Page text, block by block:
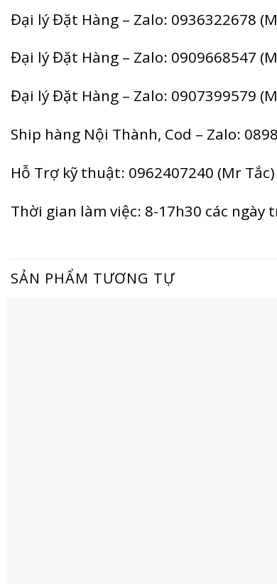
Đại lý Đặt Hàng – Zalo: 0936322678
Đại lý Đặt Hàng – Zalo: 0909668547
Đại lý Đặt Hàng – Zalo: 0907399579
Ship hàng Nội Thành, Cod – Zalo:
Hỗ Trợ kỹ thuật: 0962407240 (Mr Tắc)
Thời gian làm việc: 8-17h30 các
SẢN PHẨM TƯƠNG TỰ